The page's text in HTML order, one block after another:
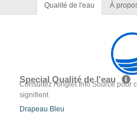
Qualité de l'eau À
Special Qualité de l'eau
Consultez l'onglet Info Source pour
signifient
Drapeau Bleu